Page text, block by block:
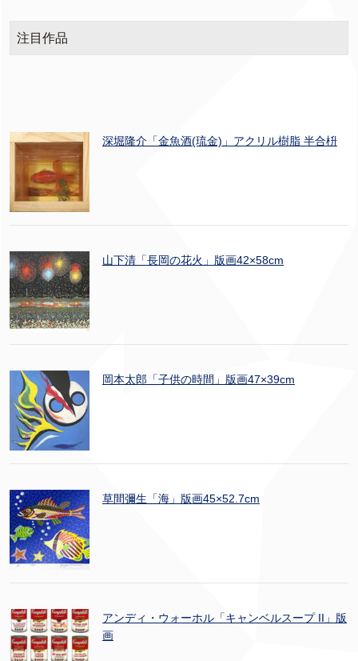
注目作品
深堀隆介「金魚酒(琉金)」アクリル樹脂 半合枡
山下清「長岡の花火」版画42×58cm
岡本太郎「子供の時間」版画47×39cm
草間彌生「海」版画45×52.7cm
アンディ・ウォーホル「キャンベルスープ II」版
画